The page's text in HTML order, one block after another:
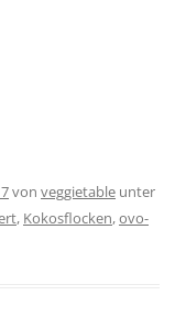
von veggietable unter
, Kokosflocken,ovo-